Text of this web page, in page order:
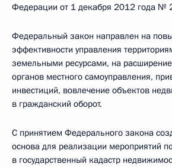
Федерации от 1 декабря 2012 года №
Федеральный закон направлен на
эффективности управления
земельными ресурсами, на
органов местного самоуправления,
инвестиций, вовлечение объектов
в гражданский оборот.
С принятием Федерального закона
основа для реализации мероприятий
в государственный кадастр